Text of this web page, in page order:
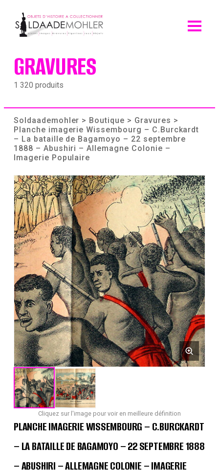
content
GRAVURES
1 320 produits
Soldaademohler > Boutique > Gravures >
Planche imagerie Wissembourg – C.Burckardt
– La bataille de Bagamoyo – 22 septembre
1888 – Abushiri – Allemagne Colonie –
Imagerie Populaire
Cliquez sur l'image pour voir en meilleure définition
PLANCHE IMAGERIE WISSEMBOURG – C.BURCKARDT
– LA BATAILLE DE BAGAMOYO – 22 SEPTEMBRE 1888
– ABUSHIRI – ALLEMAGNE COLONIE – IMAGERIE